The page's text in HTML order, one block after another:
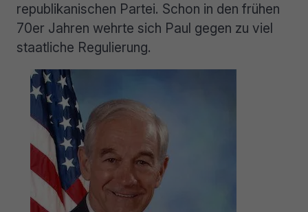
republikanischen Partei. Schon in den frühen
70er Jahren wehrte sich Paul gegen zu viel
staatliche Regulierung.